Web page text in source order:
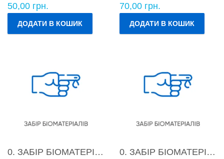
50,00 грн.
ДОДАТИ В КОШИК
70,00 грн.
ДОДАТИ В КОШИК
0. ЗАБІР БІОМАТЕРІАЛІВ 0. ЗАБІР БІОМАТЕРІАЛІВ